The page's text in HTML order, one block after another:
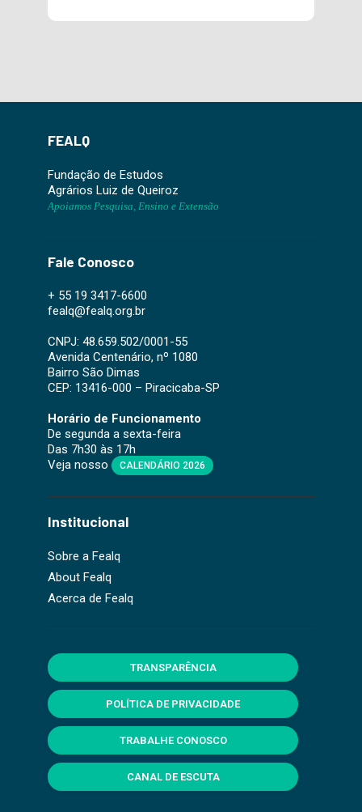
FEALQ
Fundação de Estudos
Agrários Luiz de Queiroz
Apoiamos Pesquisa, Ensino e Extensão
Fale Conosco
+ 55 19 3417-6600
fealq@fealq.org.br
CNPJ: 48.659.502/0001-55
Avenida Centenário, nº 1080
Bairro São Dimas
CEP: 13416-000 – Piracicaba-SP
Horário de Funcionamento
De segunda a sexta-feira
Das 7h30 às 17h
Veja nosso
CALENDÁRIO 2026
Institucional
Sobre a Fealq
About Fealq
Acerca de Fealq
TRANSPARÊNCIA
POLÍTICA DE PRIVACIDADE
TRABALHE CONOSCO
CANAL DE ESCUTA